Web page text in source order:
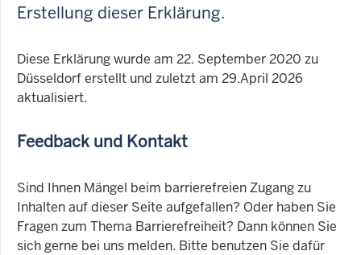
Erstellung dieser Erklärung.
Diese Erklärung wurde am 22. September 2020 zu
Düsseldorf erstellt und zuletzt am 29.April 2026
aktualisiert.
Feedback und Kontakt
Sind Ihnen Mängel beim barrierefreien Zugang zu
Inhalten auf dieser Seite aufgefallen? Oder haben Sie
Fragen zum Thema Barrierefreiheit? Dann können Sie
sich gerne bei uns melden. Bitte benutzen Sie dafür